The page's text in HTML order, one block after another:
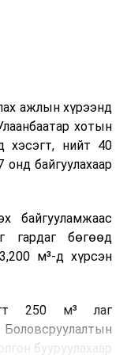
хангах зэрэг
тусгажээ.
хариулт,
ажиллах дасгал,
дадлага зэрэг
зохион байгуулж
Ажлын алба,
үндэсний
ажлын хүрээнд
хотын
хэсэгт, нийт 40
байгуулахаар
байгууламжаас
гардаг бөгөөд
м³-д хүрсэн
250 м³ лаг
бууруулахаар